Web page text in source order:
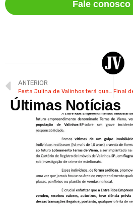
Fale conosco
ANTERIOR
Festa Julina de Valinhos terá quadrilha, peças itinerantes e brinquedos infláveis
Últimas Notícias